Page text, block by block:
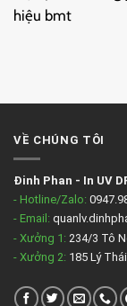
hiệu bmt
VỀ CHÚNG TÔI
Đinh Phan - In UV
- Hotline/Zalo:
- Email:
- Xưởng 1: 234/3 Tô
- Xưởng 2: 185 Lý